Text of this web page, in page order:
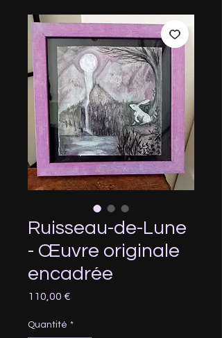
Ruisseau-de-Lune
- Œuvre originale
encadrée
110,00 €
Quantité *